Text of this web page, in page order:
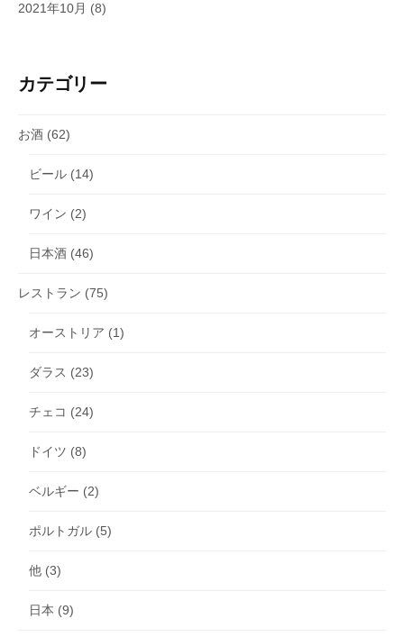
2021年10月 (8)
カテゴリー
お酒 (62)
ビール (14)
ワイン (2)
日本酒 (46)
レストラン (75)
オーストリア (1)
ダラス (23)
チェコ (24)
ドイツ (8)
ベルギー (2)
ポルトガル (5)
他 (3)
日本 (9)